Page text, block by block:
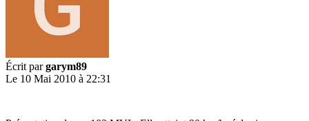
Écrit pargarym89
Le 10 Mai 2010 à 22:31